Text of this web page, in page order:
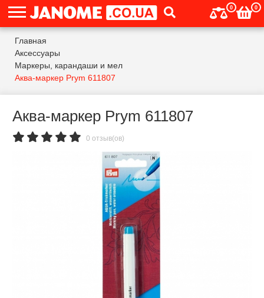
0 0
Главная
Аксессуары
Маркеры, карандаши и мел
Аква-маркер Prym 611807
Аква-маркер Prym 611807
0 отзыв(ов)